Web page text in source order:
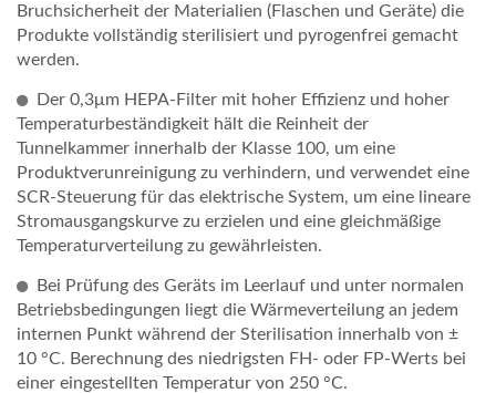
Bruchsicherheit der Materialien (Flaschen und Geräte) die
Produkte vollständig sterilisiert und pyrogenfrei gemacht
werden.
Der 0,3μm HEPA-Filter mit hoher Effizienz und hoher
Temperaturbeständigkeit hält die Reinheit der
Tunnelkammer innerhalb der Klasse 100, um eine
Produktverunreinigung zu verhindern, und verwendet eine
SCR-Steuerung für das elektrische System, um eine lineare
Stromausgangskurve zu erzielen und eine gleichmäßige
Temperaturverteilung zu gewährleisten.
Bei Prüfung des Geräts im Leerlauf und unter normalen
Betriebsbedingungen liegt die Wärmeverteilung an jedem
internen Punkt während der Sterilisation innerhalb von ±
10 °C. Berechnung des niedrigsten FH- oder FP-Werts bei
einer eingestellten Temperatur von 250 °C.